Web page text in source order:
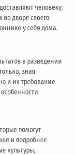
человеку,
во дворе своего
у себя дома.
в разведении
зная
и их требование
помогут
и подробнее
культуры,